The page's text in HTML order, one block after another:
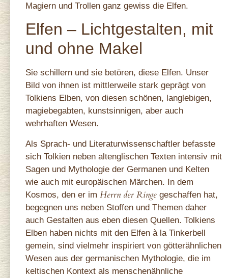
Magiern und Trollen ganz gewiss die Elfen.
Elfen – Lichtgestalten, mit
und ohne Makel
Sie schillern und sie betören, diese Elfen. Unser
Bild von ihnen ist mittlerweile stark geprägt von
Tolkiens Elben, von diesen schönen, langlebigen,
magiebegabten, kunstsinnigen, aber auch
wehrhaften Wesen.
Als Sprach- und Literaturwissenschaftler befasste
sich Tolkien neben altenglischen Texten intensiv mit
Sagen und Mythologie der Germanen und Kelten
wie auch mit europäischen Märchen. In dem
Kosmos, den er im Herrn der Ringe geschaffen hat,
begegnen uns neben Stoffen und Themen daher
auch Gestalten aus eben diesen Quellen. Tolkiens
Elben haben nichts mit den Elfen à la Tinkerbell
gemein, sind vielmehr inspiriert von götterähnlichen
Wesen aus der germanischen Mythologie, die im
keltischen Kontext als menschenähnliche